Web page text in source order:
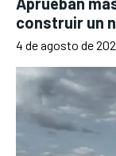
construir un
4 de agosto de